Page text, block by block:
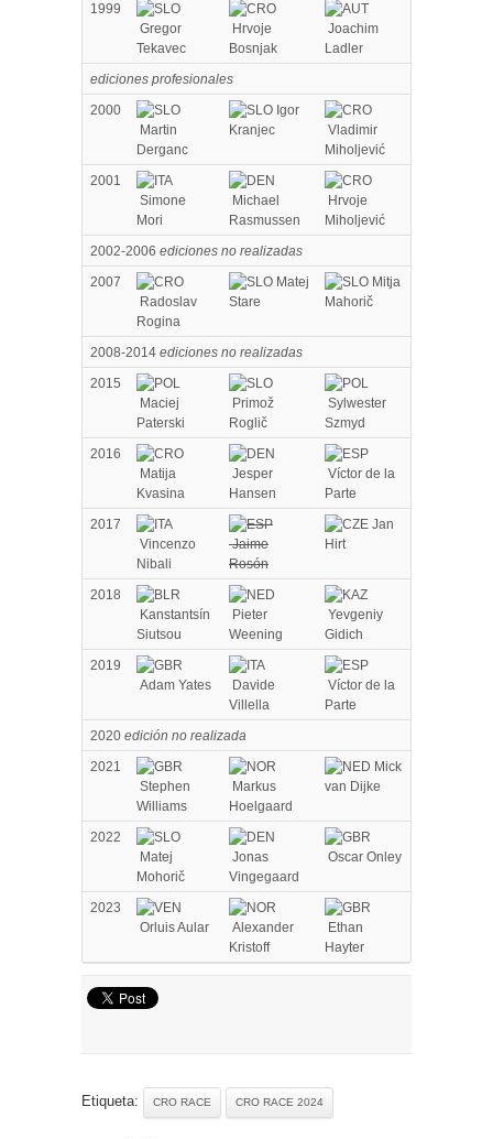
1999
Gregor
Tekavec
Hrvoje
Bosnjak
Joachim
Ladler
ediciones profesionales
2000
Martin
Derganc
Igor
Kranjec
Vladimir
Miholjević
2001
Simone
Mori
Michael
Rasmussen
Hrvoje
Miholjević
2002-2006 ediciones no realizadas
2007
Radoslav
Rogina
Matej
Stare
Mitja
Mahorič
2008-2014 ediciones no realizadas
2015
Maciej
Paterski
Primož
Roglič
Sylwester
Szmyd
2016
Matija
Kvasina
Jesper
Hansen
Víctor de la
Parte
2017
Vincenzo
Nibali
Jaime
Rosón
Jan
Hirt
2018
Kanstantsín
Siutsou
Pieter
Weening
Yevgeniy
Gidich
2019
Adam Yates
Davide
Villella
Víctor de la
Parte
2020 edición no realizada
2021
Stephen
Williams
Markus
Hoelgaard
Mick
van Dijke
2022
Matej
Mohorič
Jonas
Vingegaard
Oscar Onley
2023
Orluis Aular
Alexander
Kristoff
Ethan
Hayter
Etiqueta: CRO RACE CRO RACE 2024